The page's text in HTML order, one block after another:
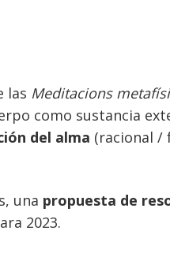
las Meditacions
como sustancia
del alma (racional /
una propuesta de
2023.